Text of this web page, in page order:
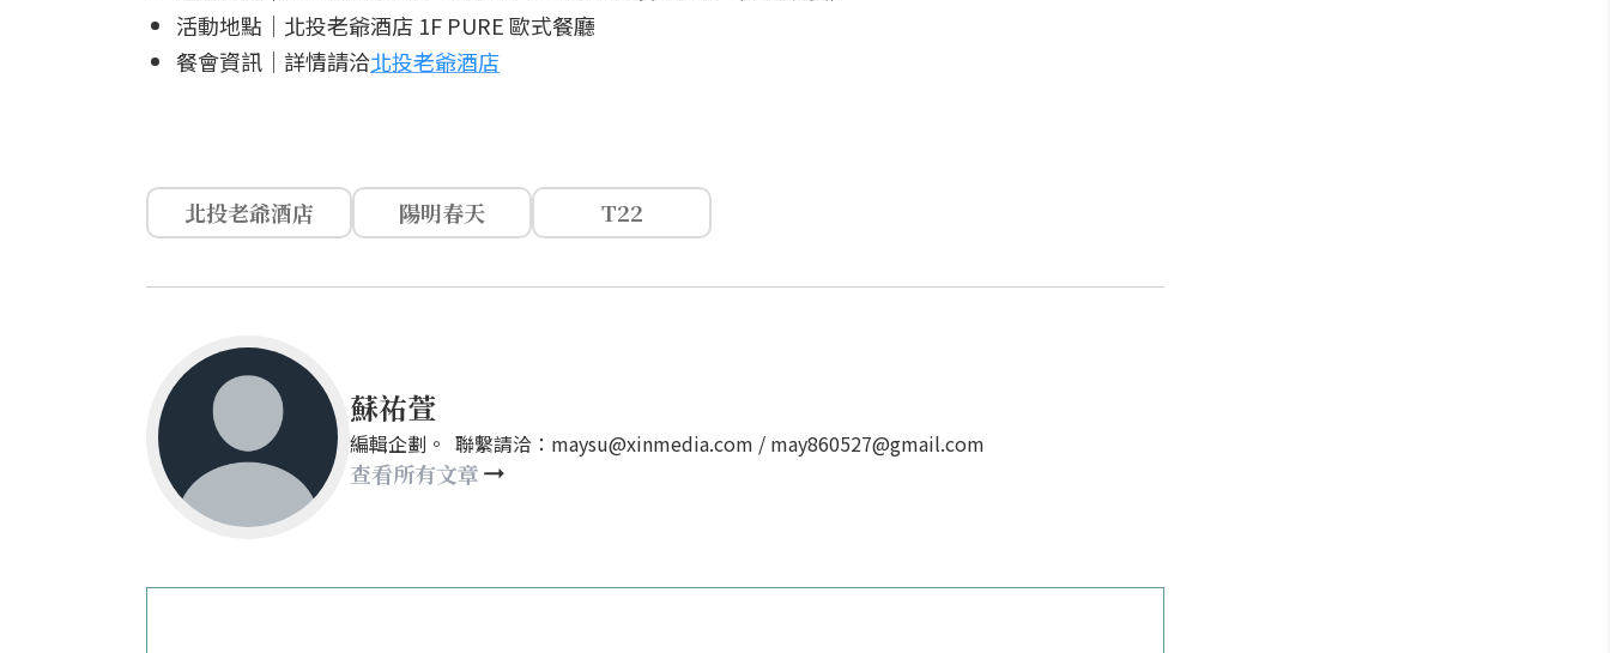
活動地點｜北投老爺酒店 1F PURE 歐式餐廳
餐會資訊｜詳情請洽北投老爺酒店
北投老爺酒店 陽明春天 T22
蘇祐萱
編輯企劃。 聯繫請洽：maysu@xinmedia.com / may860527@gmail.com
查看所有文章